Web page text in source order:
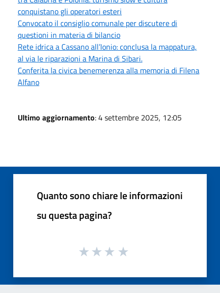
conquistano gli operatori esteri
Convocato il consiglio comunale per discutere di
questioni in materia di bilancio
Rete idrica a Cassano all’Ionio: conclusa la mappatura,
al via le riparazioni a Marina di Sibari.
Conferita la civica benemerenza alla memoria di Filena
Alfano
Ultimo aggiornamento: 4 settembre 2025, 12:05
Quanto sono chiare le informazioni
su questa pagina?